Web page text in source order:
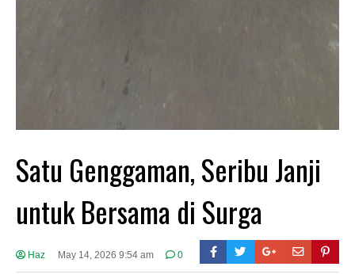
Satu Genggaman, Seribu Janji
untuk Bersama di Surga
Haz May 14, 2026 9:54 am 0